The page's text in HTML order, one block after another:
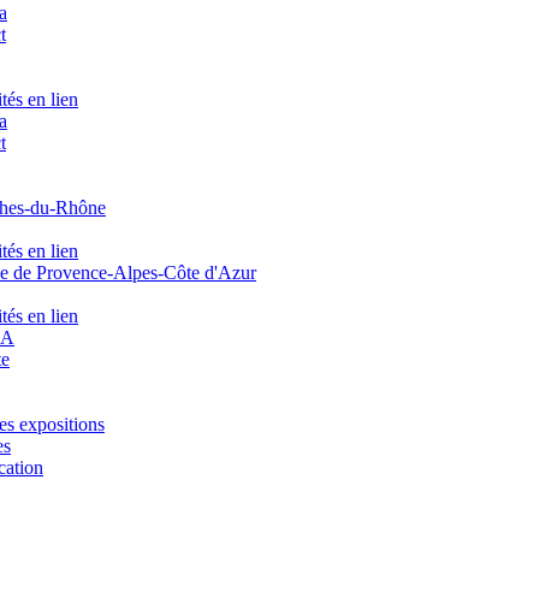
en lien
du-Rhône
en lien
de Provence-Alpes-Côte d'Azur
en lien
expositions